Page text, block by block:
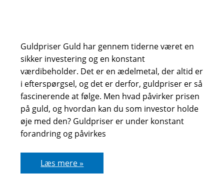
Guldpriser Guld har gennem tiderne været en
sikker investering og en konstant
værdibeholder. Det er en ædelmetal, der altid er
i efterspørgsel, og det er derfor, guldpriser er så
fascinerende at følge. Men hvad påvirker prisen
på guld, og hvordan kan du som investor holde
øje med den? Guldpriser er under konstant
forandring og påvirkes
Guldpriser
Læs mere »